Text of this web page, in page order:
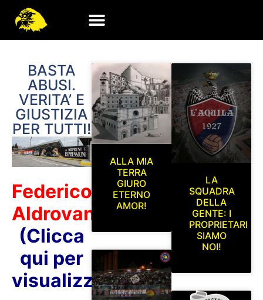
BASTA
ABUSI.
VERITA’ E
GIUSTIZIA
PER TUTTI!
Federico
Aldrovandi
(Clicca
qui per
visualizzare)
ALLA MIA
TERRA
GIURO
ETERNO
AMOR!
LA
SQUADRA
DELLA
GENTE: I
PROPRIETARI
SIAMO
NOI!